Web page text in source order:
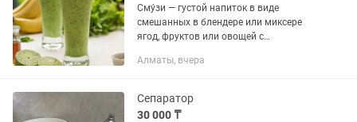
Сму́зи — густой напиток в виде
смешанных в блендере или миксере
ягод, фруктов или овощей с
сока, льда, мороженого, растительного
Алматы, вчера
Сепаратор
30 000 ₸